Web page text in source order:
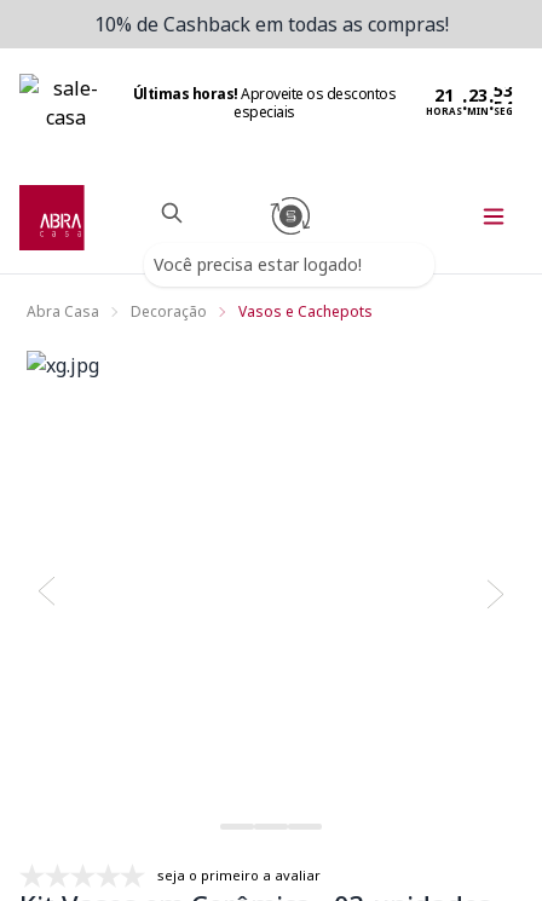
10% de Cashback em todas as compras!
Últimas horas!Aproveite os descontos
especiais
HORAS:MIN:SEG
Você precisa estar logado!
Abra Casa Decoração Vasos e Cachepots
seja o primeiro a avaliar